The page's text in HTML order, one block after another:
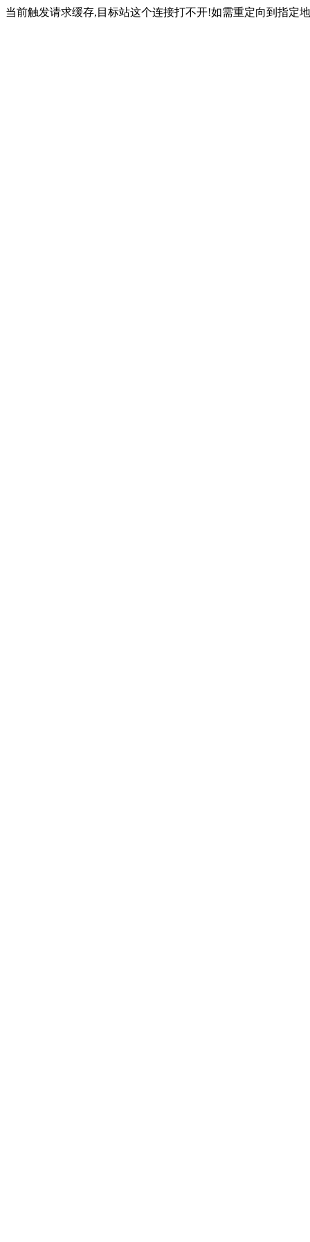
当前触发请求缓存,目标站这个连接打不开!如需重定向到指定